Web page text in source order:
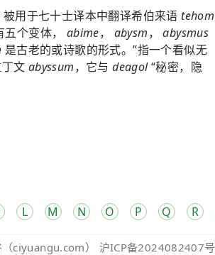
被用于七十士译本中翻译希伯来语 tehom
个变体， abime， abysm，abysmus
是古老的或诗歌的形式。”指一个看似无
文 abyssum，它与deagol“秘密，隐
L M N O P Q R
（ciyuangu.com） 沪ICP备2024082407号